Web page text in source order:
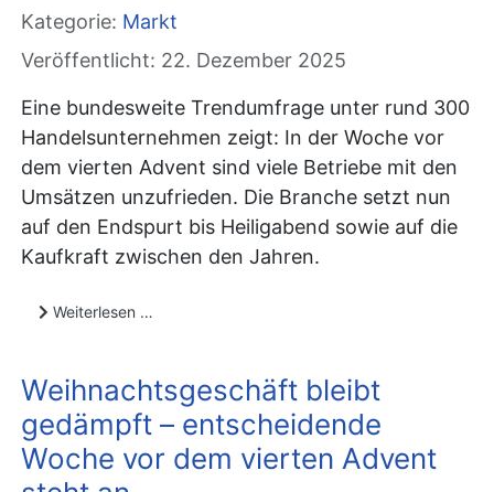
Kategorie: Markt
Veröffentlicht: 22. Dezember 2025
Eine bundesweite Trendumfrage unter rund 300
Handelsunternehmen zeigt: In der Woche vor
dem vierten Advent sind viele Betriebe mit den
Umsätzen unzufrieden. Die Branche setzt nun
auf den Endspurt bis Heiligabend sowie auf die
Kaufkraft zwischen den Jahren.
Weiterlesen …
Weihnachtsgeschäft bleibt
gedämpft – entscheidende
Woche vor dem vierten Advent